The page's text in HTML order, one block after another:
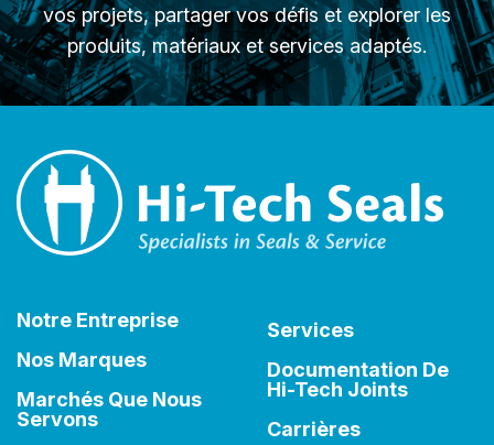
vos projets, partager vos défis et explorer les
produits, matériaux et services adaptés.
Notre Entreprise
Nos Marques
Marchés Que Nous
Servons
Services
Documentation De
Hi-Tech Joints
Carrières